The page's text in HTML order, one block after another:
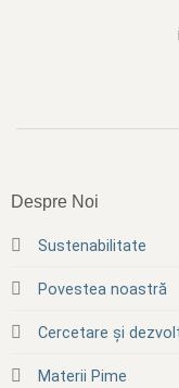
Despre Noi
Sustenabilitate
Povestea noastră
Cercetare și
Materii Pime